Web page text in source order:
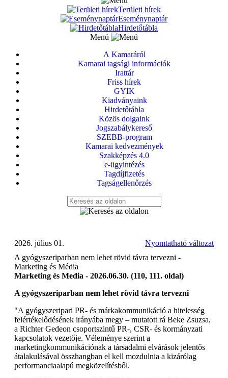
Területi hírek
Eseménynaptár
Hirdetőtábla
Menü
A Kamaráról
Kamarai tagsági információk
Irattár
Friss hírek
GYIK
Kiadványaink
Hirdetőtábla
Közös dolgaink
Jogszabálykereső
SZEBB-program
Kamarai kedvezmények
Szakképzés 4.0
e-ügyintézés
Tagdíjfizetés
Tagságellenőrzés
Nyomtatható változat
2026. július 01.
A gyógyszeriparban nem lehet rövid távra tervezni -
Marketing és Média
Marketing és Media - 2026.06.30. (110, 111. oldal)
A gyógyszeriparban nem lehet rövid távra tervezni
"A gyógyszeripari PR- és márkakommunikáció a hitelesség
felértékelődésének irányába megy – mutatott rá Beke Zsuzsa,
a Richter Gedeon csoportszintű PR-, CSR- és kormányzati
kapcsolatok vezetője. Véleménye szerint a
marketingkommunikációnak a társadalmi elvárások jelentős
átalakulásával összhangban el kell mozdulnia a kizárólag
performanciaalapú megközelítésből.